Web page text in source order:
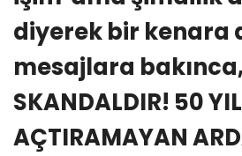
diyerek bir kenara
mesajlara bakınca,
SKANDALDIR! 50
AÇTIRAMAYAN